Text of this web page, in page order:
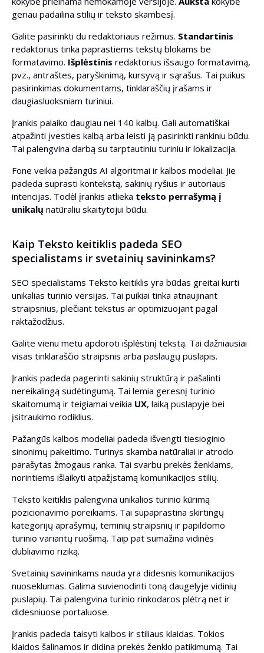
Patikrinti tekstą
Parašyti meta antraštę
Parašyti meta aprašymą
geriau padailina stilių ir teksto skambesį.
Galite pasirinkti du redaktoriaus režimus. Standartinis
redaktorius tinka paprastiems tekstų blokams be
formatavimo. Išplėstinis redaktorius išsaugo formatavimą,
pvz., antraštes, paryškinimą, kursyvą ir sąrašus. Tai puikus
pasirinkimas dokumentams, tinklaraščių įrašams ir
daugiasluoksniam turiniui.
Įrankis palaiko daugiau nei 140 kalbų. Gali automatiškai
atpažinti įvesties kalbą arba leisti ją pasirinkti rankiniu būdu.
Tai palengvina darbą su tarptautiniu turiniu ir lokalizacija.
Fone veikia pažangūs AI algoritmai ir kalbos modeliai. Jie
padeda suprasti kontekstą, sakinių ryšius ir autoriaus
intencijas. Todėl įrankis atlieka teksto perrašymą į
unikalų natūraliu skaitytojui būdu.
Kaip Teksto keitiklis padeda SEO
specialistams ir svetainių savininkams?
SEO specialistams Teksto keitiklis yra būdas greitai kurti
unikalias turinio versijas. Tai puikiai tinka atnaujinant
straipsnius, plečiant tekstus ar optimizuojant pagal
raktažodžius.
Galite vienu metu apdoroti išplėstinį tekstą. Tai dažniausiai
visas tinklaraščio straipsnis arba paslaugų puslapis.
Įrankis padeda pagerinti sakinių struktūrą ir pašalinti
nereikalingą sudėtingumą. Tai lemia geresnį turinio
skaitomumą ir teigiamai veikia UX, laiką puslapyje bei
įsitraukimo rodiklius.
Pažangūs kalbos modeliai padeda išvengti tiesioginio
sinonimų pakeitimo. Turinys skamba natūraliai ir atrodo
parašytas žmogaus ranka. Tai svarbu prekės ženklams,
norintiems išlaikyti atpažįstamą komunikacijos stilių.
Teksto keitiklis palengvina unikalios turinio kūrimą
pozicionavimo poreikiams. Tai supaprastina skirtingų
kategorijų aprašymų, teminių straipsnių ir papildomo
turinio variantų ruošimą. Taip pat sumažina vidinės
dubliavimo riziką.
Svetainių savininkams nauda yra didesnis komunikacijos
nuoseklumas. Galima suvienodinti toną daugelyje vidinių
puslapių. Tai palengvina turinio rinkodaros plėtrą net ir
didesniuose portaluose.
Įrankis padeda taisyti kalbos ir stiliaus klaidas. Tokios
klaidos šalinamos ir didina prekės ženklo patikimumą. Tai